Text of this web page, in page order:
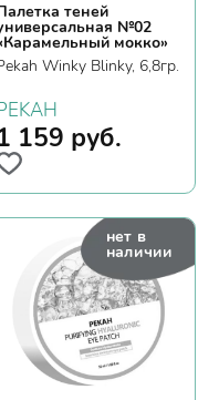
теней
№02
мокко»
Winky Blinky, 6,8гр.
159 руб.
нет в
наличии